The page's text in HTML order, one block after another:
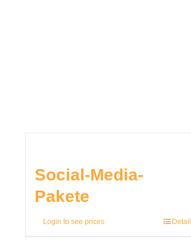
Social-Media-
Pakete
Login to see prices